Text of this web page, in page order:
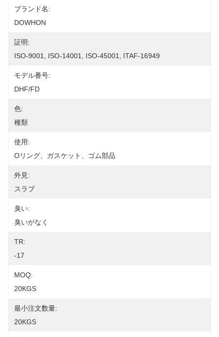
ブランド名:
DOWHON
証明:
ISO-9001, ISO-14001, ISO-45001, ITAF-16949
モデル番号:
DHF/FD
色:
種類
使用:
Oリング、ガスケット、ゴム部品
外見:
スラブ
臭い:
臭いがなく
TR:
-17
MOQ:
20KGS
最小注文数量:
20KGS